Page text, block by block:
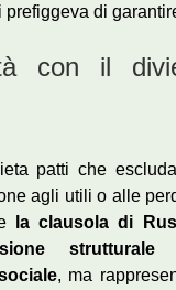
di
con il
patti che
agli utili o alle
la clausola di
, ma